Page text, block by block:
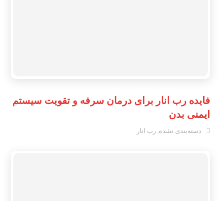
فایده رب انار برای درمان سرفه و تقویت سیستم
ایمنی بدن
دسته‌بندی نشده ,رب انار